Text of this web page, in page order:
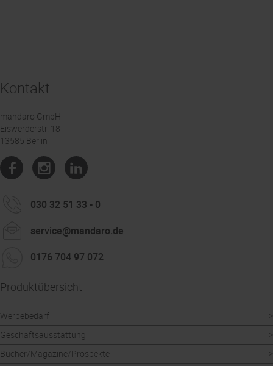
Kontakt
mandaro GmbH
Eiswerderstr. 18
13585 Berlin
030 32 51 33 - 0
service@mandaro.de
0176 704 97 072
Produktübersicht
Werbebedarf
Geschäftsausstattung
Bücher/Magazine/Prospekte